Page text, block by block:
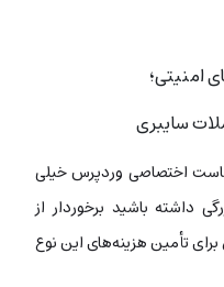
سایبری
اختصاصی وردپرس خیلی
باشید برخوردار از
تأمین هزینه‌های این نوع